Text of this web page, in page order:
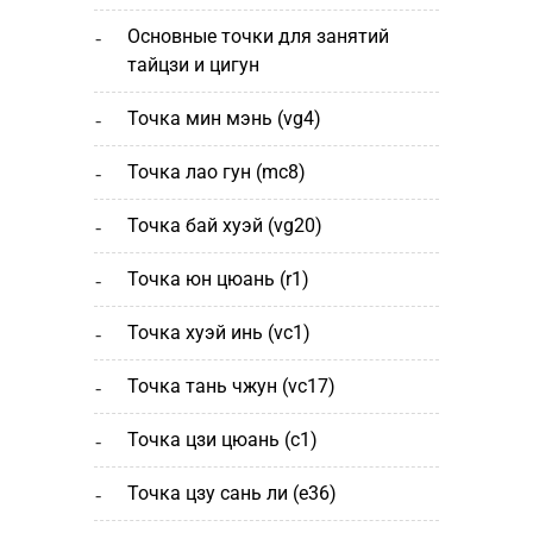
основные точки для занятий
тайцзи и цигун
точка мин мэнь (vg4)
точка лао гун (mc8)
точка бай хуэй (vg20)
точка юн цюань (r1)
точка хуэй инь (vc1)
точка тань чжун (vc17)
точка цзи цюань (с1)
точка цзу сань ли (e36)